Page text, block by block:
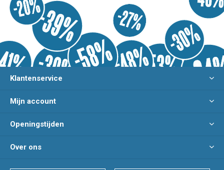
Klantenservice
Mijn account
Openingstijden
Over ons